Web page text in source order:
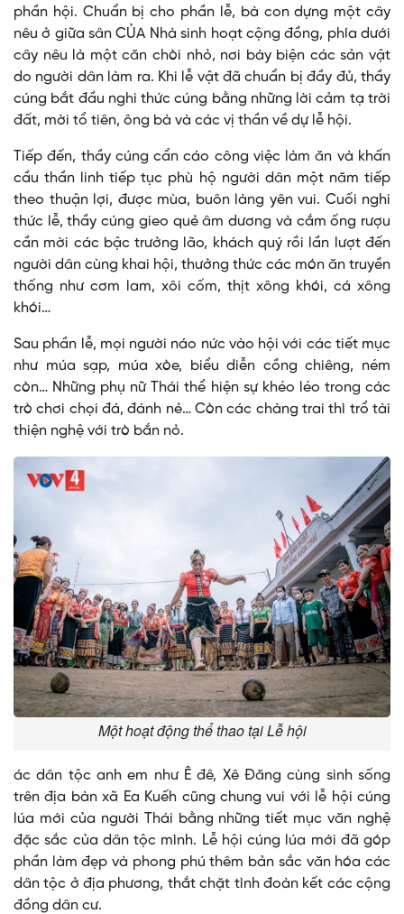
phần hội. Chuẩn bị cho phần lễ, bà con dựng một cây
nêu ở giữa sân CỦA Nhà sinh hoạt cộng đồng, phía dưới
cây nêu là một căn chòi nhỏ, nơi bày biện các sản vật
do người dân làm ra. Khi lễ vật đã chuẩn bị đầy đủ, thầy
cúng bắt đầu nghi thức cúng bằng những lời cảm tạ trời
đất, mời tổ tiên, ông bà và các vị thần về dự lễ hội.
Tiếp đến, thầy cúng cẩn cáo công việc làm ăn và khấn
cầu thần linh tiếp tục phù hộ người dân một năm tiếp
theo thuận lợi, được mùa, buôn làng yên vui. Cuối nghi
thức lễ, thầy cúng gieo quẻ âm dương và cắm ống rượu
cần mời các bậc trưởng lão, khách quý rồi lần lượt đến
người dân cùng khai hội, thưởng thức các món ăn truyền
thống như cơm lam, xôi cốm, thịt xông khói, cá xông
khói…
Sau phần lễ, mọi người náo nức vào hội với các tiết mục
như múa sạp, múa xòe, biểu diễn cồng chiêng, ném
còn… Những phụ nữ Thái thể hiện sự khéo léo trong các
trò chơi chọi đá, đánh nẻ… Còn các chàng trai thì trổ tài
thiện nghệ với trò bắn nỏ.
Một hoạt động thể thao tại Lễ hội
ác dân tộc anh em như Ê đê, Xê Đăng cùng sinh sống
trên địa bàn xã Ea Kuếh cũng chung vui với lễ hội cúng
lúa mới của người Thái bằng những tiết mục văn nghệ
đặc sắc của dân tộc mình. Lễ hội cúng lúa mới đã góp
phần làm đẹp và phong phú thêm bản sắc văn hóa các
dân tộc ở địa phương, thắt chặt tình đoàn kết các cộng
đồng dân cư.